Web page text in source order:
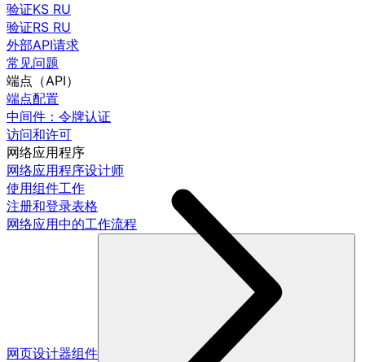
验证KS RU
验证RS RU
外部API请求
常见问题
端点（API）
端点配置
中间件：令牌认证
访问和许可
网络应用程序
网络应用程序设计师
使用组件工作
注册和登录表格
网络应用中的工作流程
网页设计器组件